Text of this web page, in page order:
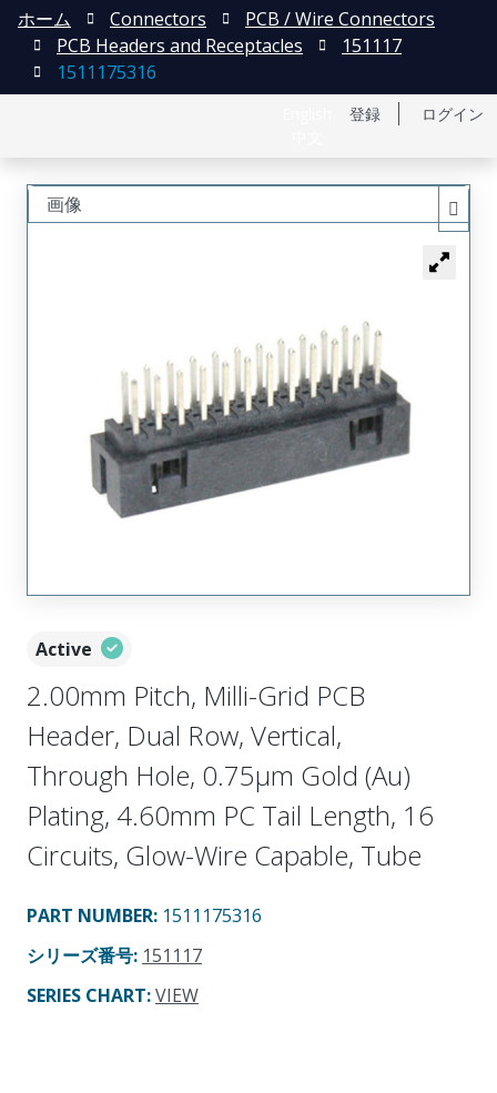
登録 ログイン
ホーム Connectors
PCB / Wire Connectors
PCB Headers and Receptacles
151117
1511175316
Active
2.00mm Pitch, Milli-Grid PCB
Header, Dual Row, Vertical,
Through Hole, 0.75µm Gold (Au)
Plating, 4.60mm PC Tail Length, 16
Circuits, Glow-Wire Capable, Tube
PART NUMBER: 1511175316
シリーズ番号: 151117
SERIES CHART:VIEW
画像